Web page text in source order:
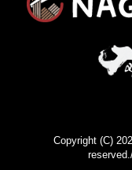
Copyright (C)